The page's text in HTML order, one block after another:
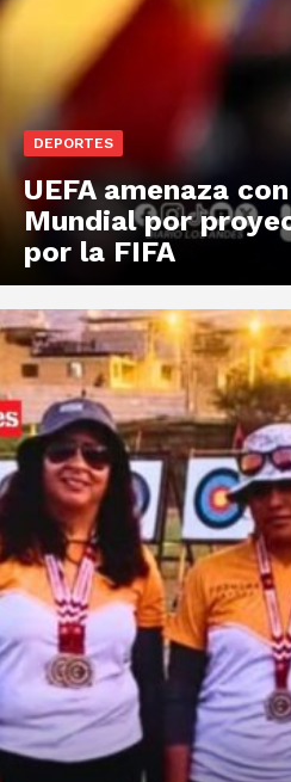
DEPORTES
UEFA amenaza
Mundial por
por la FIFA